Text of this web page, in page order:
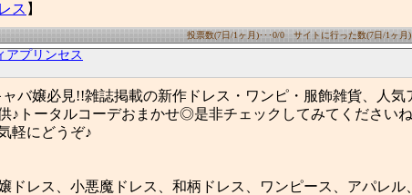
ス 】
投票数(7日/1ヶ月)･･･0/0 サイトに行った数(7日/1ヶ月)
アプリンセス
バ嬢必見!!雑誌掲載の新作ドレス・ワンピ・服飾雑貨、人気
♪トータルコーデおまかせ◎是非チェックしてみてください
軽にどうぞ♪
ドレス、小悪魔ドレス、和柄ドレス、ワンピース、アパレル